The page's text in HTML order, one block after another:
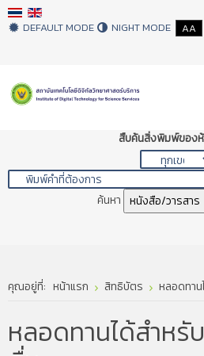
DEFAULT MODE NIGHT MODE AA
สืบค้นสิ่งพิมพ์ของ
ค้นหา หนังสือ/วารสาร
คุณอยู่ที่: หน้าแรก สิทธิบัตร หลอดทา
หลอดทานได้สำหรั